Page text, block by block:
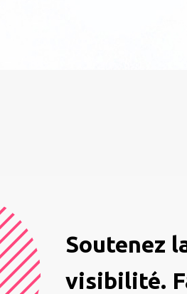
Soutenez
visibilité.